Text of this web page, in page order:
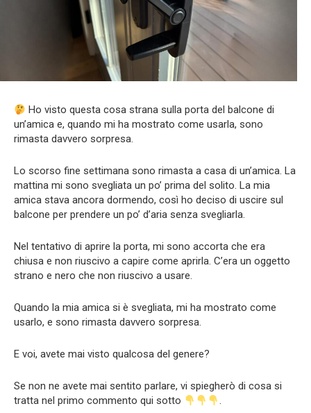
Ho visto questa cosa strana sulla porta del balcone di
un’amica e, quando mi ha mostrato come usarla, sono
rimasta davvero sorpresa.
Lo scorso fine settimana sono rimasta a casa di un’amica. La
mattina mi sono svegliata un po’ prima del solito. La mia
amica stava ancora dormendo, così ho deciso di uscire sul
balcone per prendere un po’ d’aria senza svegliarla.
Nel tentativo di aprire la porta, mi sono accorta che era
chiusa e non riuscivo a capire come aprirla. C’era un oggetto
strano e nero che non riuscivo a usare.
Quando la mia amica si è svegliata, mi ha mostrato come
usarlo, e sono rimasta davvero sorpresa.
E voi, avete mai visto qualcosa del genere?
Se non ne avete mai sentito parlare, vi spiegherò di cosa si
tratta nel primo commento qui sotto
.